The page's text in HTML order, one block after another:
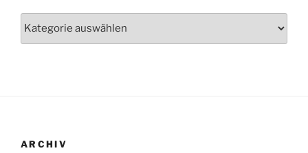
ARCHIV